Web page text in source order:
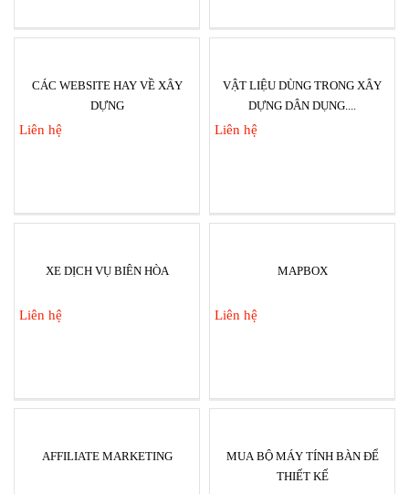
CÁC WEBSITE HAY VỀ XÂY
DỰNG
Liên hệ
VẬT LIỆU DÙNG TRONG XÂY
DỰNG DÂN DỤNG....
Liên hệ
XE DỊCH VỤ BIÊN HÒA
Liên hệ
MAPBOX
Liên hệ
AFFILIATE MARKETING
MUA BỘ MÁY TÍNH BÀN ĐỂ
THIẾT KẾ